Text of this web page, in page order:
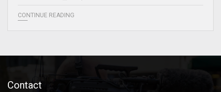
CONTINUE READING
Contact